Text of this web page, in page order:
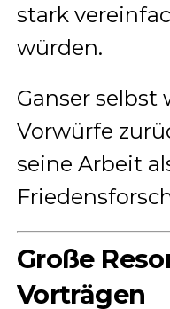
stark
würden.
Ganser selbst
Vorwürfe
seine Arbeit
Große
Vorträgen